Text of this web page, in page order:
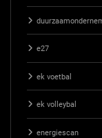
e27
ek voetbal
ek volleybal
energiescan